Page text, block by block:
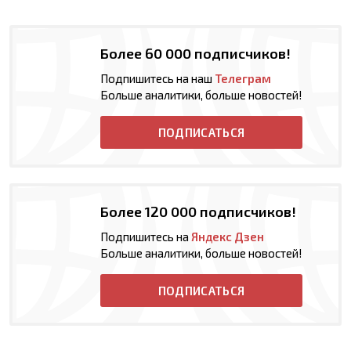
Более 60 000 подписчиков!
Подпишитесь на наш Телеграм
Больше аналитики, больше новостей!
ПОДПИСАТЬСЯ
Более 120 000 подписчиков!
Подпишитесь на Яндекс Дзен
Больше аналитики, больше новостей!
ПОДПИСАТЬСЯ